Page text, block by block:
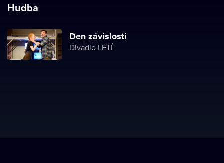
Hudba
Den závislosti
Divadlo LETÍ